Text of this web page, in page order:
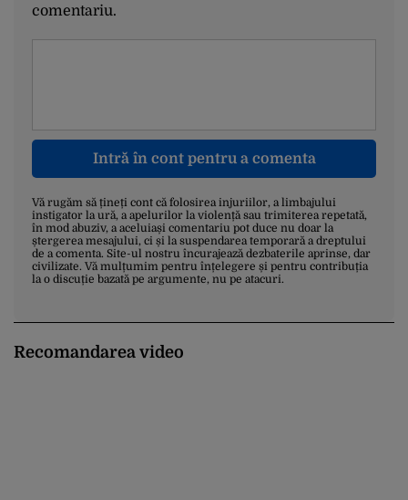
comentariu.
Intră în cont pentru a comenta
Vă rugăm să țineți cont că folosirea injuriilor, a limbajului
instigator la ură, a apelurilor la violență sau trimiterea repetată,
în mod abuziv, a aceluiași comentariu pot duce nu doar la
ștergerea mesajului, ci și la suspendarea temporară a dreptului
de a comenta. Site-ul nostru încurajează dezbaterile aprinse, dar
civilizate. Vă mulțumim pentru înțelegere și pentru contribuția
la o discuție bazată pe argumente, nu pe atacuri.
Recomandarea video